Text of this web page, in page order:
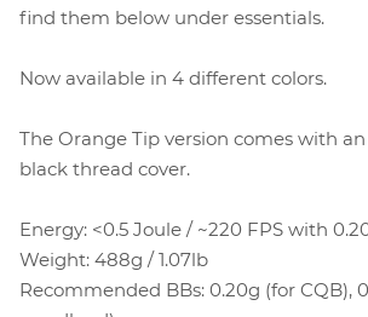
find them below under essentials.
Now available in 4 different colors.
The Orange Tip version comes with
black thread cover.
Energy: <0.5 Joule / ~220 FPS with
Weight: 488g / 1.07lb
Recommended BBs: 0.20g (for CQB),